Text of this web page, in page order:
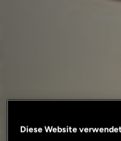
Diese Website